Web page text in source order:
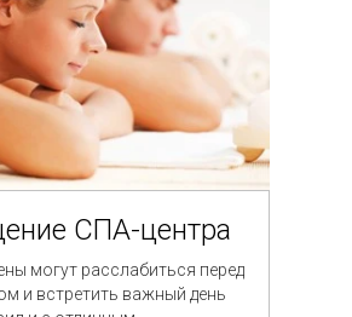
СПА-центра
могут расслабиться перед
и встретить важный день